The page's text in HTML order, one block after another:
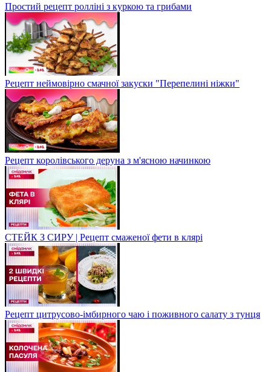
Простий рецепт ролліні з куркою та грибами
Рецепт неймовірно смачної закуски "Перепелині ніжки"
Рецепт королівського деруна з м'ясною начинкою
СТЕЙК З СИРУ | Рецепт смаженої фети в клярі
Рецепт цитрусово-імбирного чаю і поживного салату з тунця